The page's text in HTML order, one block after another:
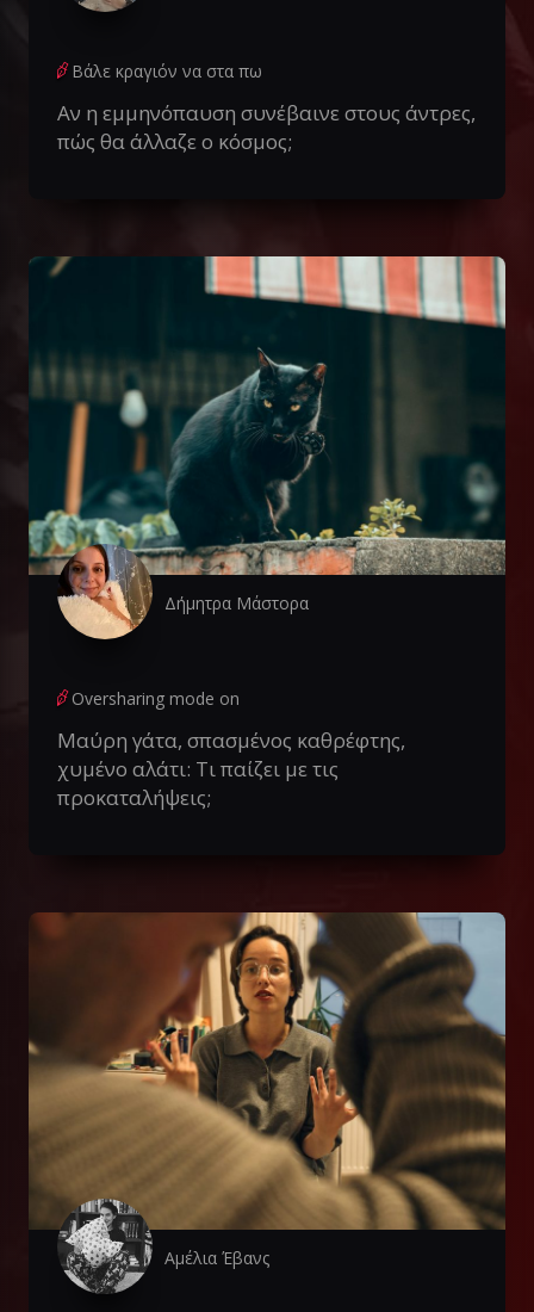
Βάλε κραγιόν να στα πω
Αν η εμμηνόπαυση συνέβαινε στους άντρες,
πώς θα άλλαζε ο κόσμος;
Δήμητρα Μάστορα
Oversharing mode on
Μαύρη γάτα, σπασμένος καθρέφτης,
χυμένο αλάτι: Τι παίζει με τις
προκαταλήψεις;
Αμέλια Έβανς